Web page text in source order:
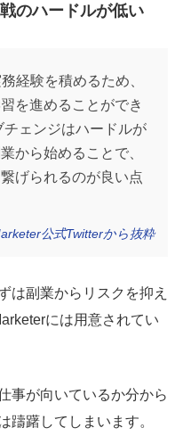
のハードルが低い
経験を積めるため、
を進めることができ
チェンジはハードルが
から始めることで、
げられるのが良い点
公式Twitterから抜粋
は副業からリスクを抑え
には用意されてい
事が向いているか分から
躊躇してしまいます。